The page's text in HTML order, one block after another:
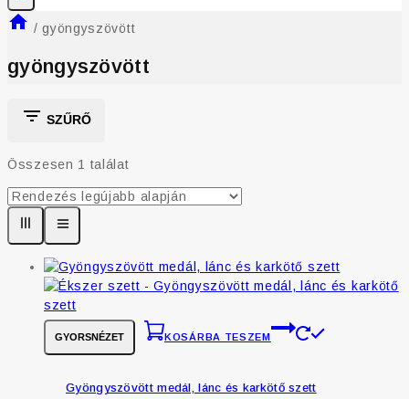
/ gyöngyszövött
gyöngyszövött
SZŰRŐ
Összesen 1 találat
GYORSNÉZET KOSÁRBA TESZEM
Gyöngyszövött medál, lánc és karkötő szett